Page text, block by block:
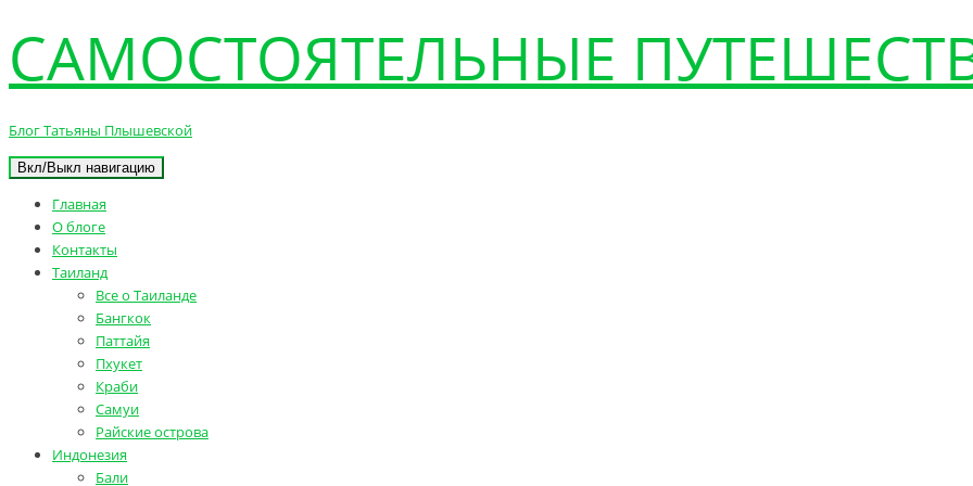
САМОСТОЯТЕЛЬНЫЕ
Блог Татьяны Плышевской
Вкл/Выкл навигацию
Главная
О блоге
Контакты
Таиланд
Все о Таиланде
Бангкок
Паттайя
Пхукет
Краби
Самуи
Райские острова
Индонезия
Бали